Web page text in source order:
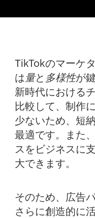
TikTokのマーケ
は量と 多様性が
新時代における
比較して、制作
少ないため、短
最適です。また
スをビジネスに
大できます。
そのため、広告
さらに創造的に